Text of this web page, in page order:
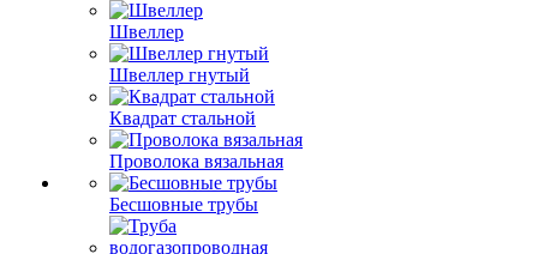
Швеллер
Швеллер гнутый
Квадрат стальной
Проволока вязальная
Бесшовные трубы